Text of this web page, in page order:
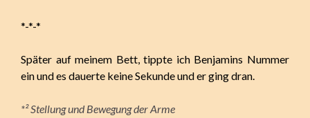
*-*-*
Später auf meinem Bett, tippte ich Benjamins Nummer
ein und es dauerte keine Sekunde und er ging dran.
*² Stellung und Bewegung der Arme